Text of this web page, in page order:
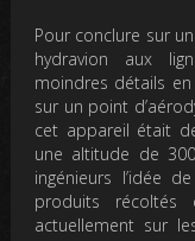
Pour conclure sur
hydravion aux
moindres détails
sur un point
cet appareil était
une altitude de
ingénieurs l’idée
produits
actuellement sur